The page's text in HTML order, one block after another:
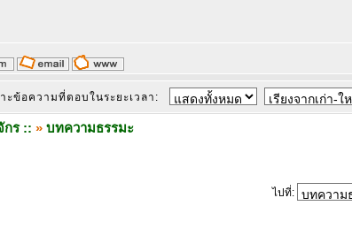
ะข้อความที่ตอบในระยะเวลา:
กร :: » บทความธรรมะ
ไปที่: